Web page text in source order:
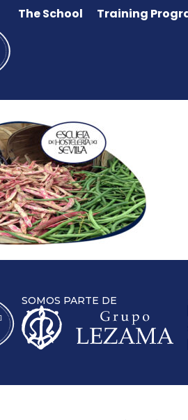
The School Training
SOMOS PARTE DE